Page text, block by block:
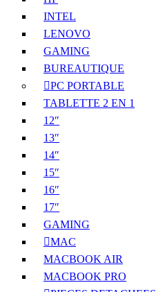
INTEL
LENOVO
GAMING
BUREAUTIQUE
PC PORTABLE
TABLETTE 2 EN 1
12″
13″
14″
15″
16″
17″
GAMING
MAC
MACBOOK AIR
MACBOOK PRO